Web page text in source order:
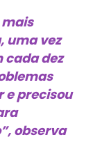
mais
uma vez
cada dez
e precisou
observa